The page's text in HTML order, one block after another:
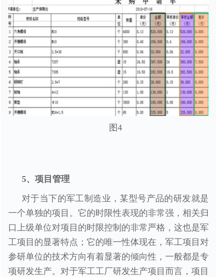
图4
5、项目管理
对于当下的军工制造业，某型号产品的研发就是
一个单独的项目。它的时限性表现的非常强，相关归
口上级单位对项目的时限控制的非常严格，这也是军
工项目的显著特点；它的唯一性体现在，军工项目对
参研单位的技术方向有着显著的倾向性，一般都是专
项研发生产。对于军工工厂研发生产项目而言，项目